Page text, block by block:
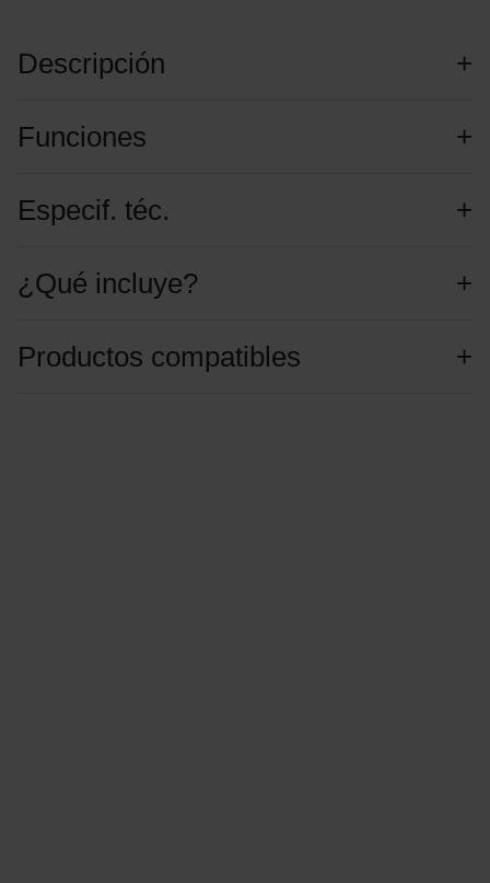
Descripción
Funciones
Especif. téc.
¿Qué incluye?
Productos compatibles